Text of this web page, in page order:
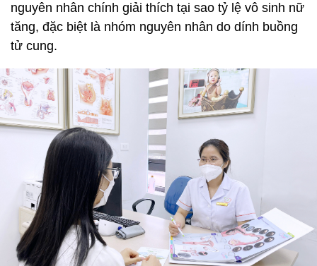
nguyên nhân chính giải thích tại sao tỷ lệ vô sinh nữ
tăng, đặc biệt là nhóm nguyên nhân do dính buồng
tử cung.